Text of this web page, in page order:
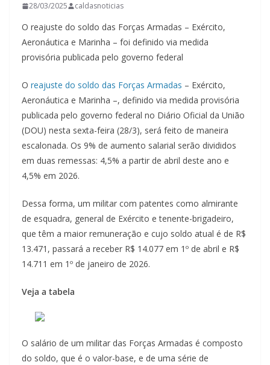
28/03/2025 caldasnoticias
O reajuste do soldo das Forças Armadas – Exército,
Aeronáutica e Marinha – foi definido via medida
provisória publicada pelo governo federal
O reajuste do soldo das Forças Armadas – Exército,
Aeronáutica e Marinha –, definido via medida provisória
publicada pelo governo federal no Diário Oficial da União
(DOU) nesta sexta-feira (28/3), será feito de maneira
escalonada. Os 9% de aumento salarial serão divididos
em duas remessas: 4,5% a partir de abril deste ano e
4,5% em 2026.
Dessa forma, um militar com patentes como almirante
de esquadra, general de Exército e tenente-brigadeiro,
que têm a maior remuneração e cujo soldo atual é de R$
13.471, passará a receber R$ 14.077 em 1º de abril e R$
14.711 em 1º de janeiro de 2026.
Veja a tabela
O salário de um militar das Forças Armadas é composto
do soldo, que é o valor-base, e de uma série de